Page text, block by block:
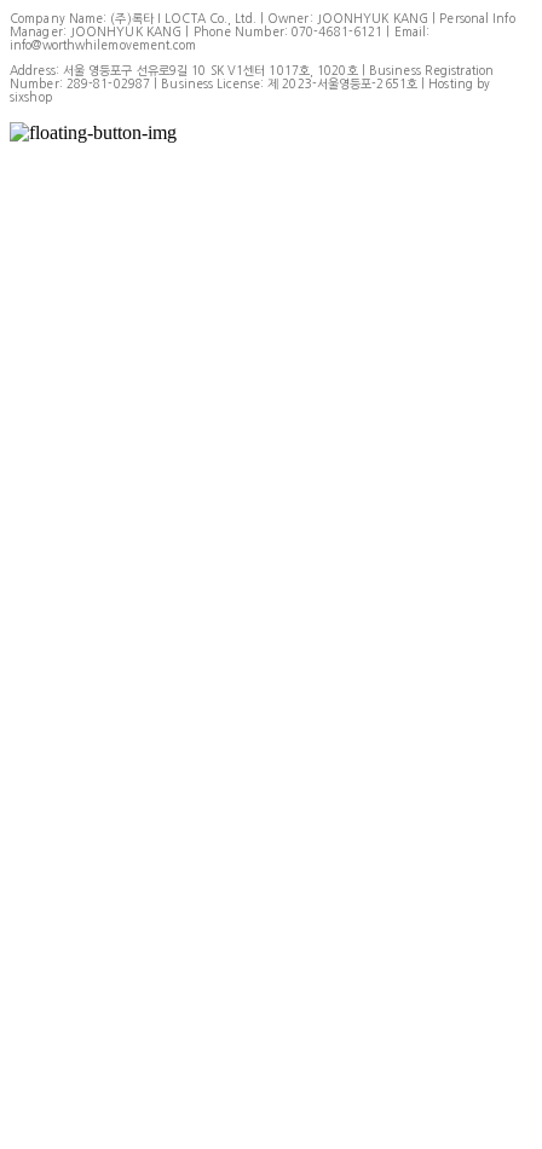
Company Name: (주)록타 I LOCTA Co., Ltd. | Owner: JOONHYUK KANG | Personal Info
Manager: JOONHYUK KANG | Phone Number: 070-4681-6121 | Email:
info@worthwhilemovement.com
Address: 서울 영등포구 선유로9길 10 SK V1센터 1017호, 1020호 | Business Registration
Number: 289-81-02987 | Business License:제 2023-서울영등포-2651호 | Hosting by
sixshop